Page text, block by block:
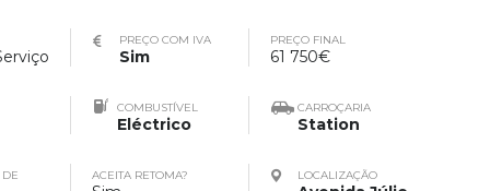
PREÇO COM IVA
Sim
PREÇO FINAL
61 750€
COMBUSTÍVEL
Eléctrico
CARROÇARIA
Station
ACEITA RETOMA? LOCALIZAÇÃO